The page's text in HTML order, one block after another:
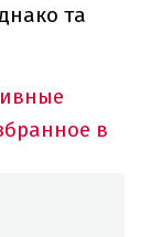
та
в